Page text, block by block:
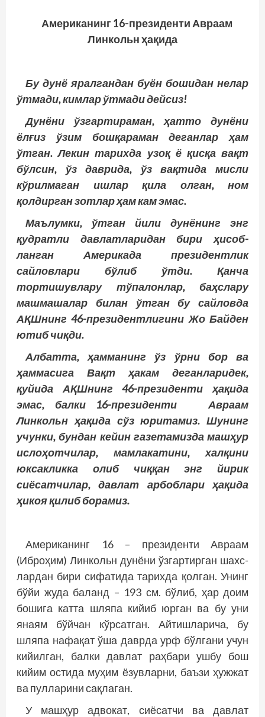
Американинг 16-президенти Авраам
Линкольн ҳақида
Бу дунё яралгандан буён бошидан нелар
ўтмади, кимлар ўтмади дейсиз!
Дунёни ўзгартираман, ҳатто дунёни
ёлғиз ўзим бош­қараман деганлар ҳам
ўтган. Лекин тарихда узоқ ё қисқа вақт
бўлсин, ўз даврида, ўз вақтида мисли
кўрилмаган ишлар қила олган, ном
қолдирган зотлар ҳам кам эмас.
Маълумки, ўтган йили дунёнинг энг
қудратли давлатларидан бири ҳисоб­
ланган Америкада президентлик
сайловлари бўлиб ўтди. Қанча
тортишувлару тўпалонлар, баҳслару
машмашалар билан ўтган бу сайловда
АҚШнинг 46-президентлигини Жо Байден
ютиб чиқди.
Албатта, ҳамманинг ўз ўрни бор ва
ҳаммасига Вақт ҳакам деганларидек,
қуйида АҚШнинг 46-президенти ҳақида
эмас, балки 16-президенти Авраам
Линкольн ҳақида сўз юритамиз. Шунинг
учунки, бундан кейин газетамизда машҳур
ислоҳотчилар, мамлакатини, халқини
юксакликка олиб чиққан энг йирик
сиёсатчилар, давлат арбоблари ҳақида
ҳикоя қилиб борамиз.
Американинг 16 – президенти Авраам
(Иброҳим) Линкольн дунёни ўзгартирган шахс­
лардан бири сифатида тарихда қолган. Унинг
бўйи жуда баланд – 193 см. бўлиб, ҳар доим
бошига катта шляпа кийиб юрган ва бу уни
янаям бўйчан кўрсатган. Айтишларича, бу
шляпа нафақат ўша даврда урф бўлгани учун
кийилган, балки давлат раҳбари ушбу бош
кийим остида муҳим ёзувларни, баъзи ҳужжат
ва пулларини сақлаган.
У машҳур адвокат, сиё­сатчи ва давлат